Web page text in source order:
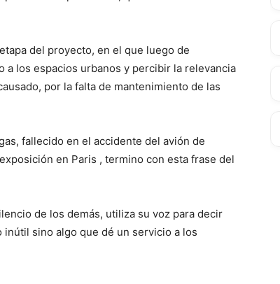
del proyecto, en el que luego de
los espacios urbanos y percibir la relevancia
por la falta de mantenimiento de las
fallecido en el accidente del avión de
en Paris , termino con esta frase del
de los demás, utiliza su voz para decir
sino algo que dé un servicio a los